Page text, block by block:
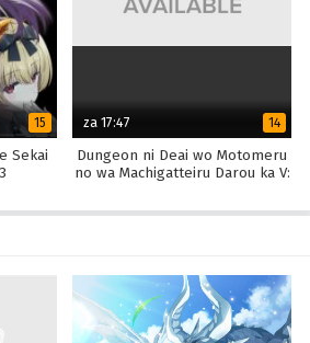
15
Sekai
za 17:47 14
Dungeon ni Deai wo Motomeru
no wa Machigatteiru Darou ka V: